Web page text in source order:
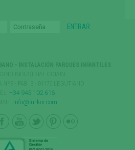
+34 945 102 616
info@lurkoi.com